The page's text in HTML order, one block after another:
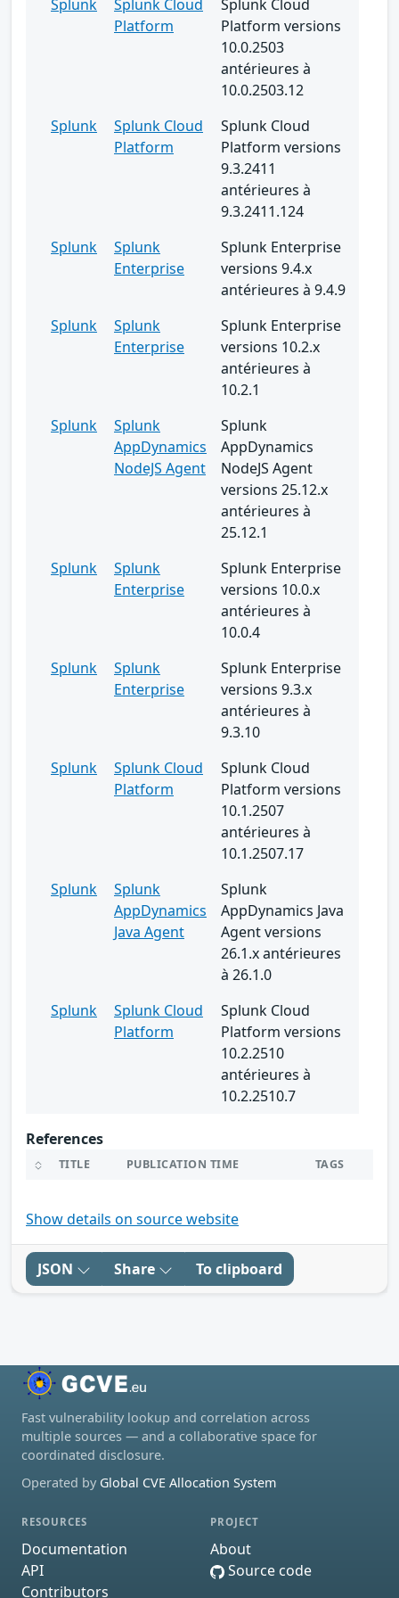
Splunk
Splunk Cloud
Platform
Splunk Cloud
Platform versions
10.0.2503
antérieures à
10.0.2503.12
Splunk
Splunk Cloud
Platform
Splunk Cloud
Platform versions
9.3.2411
antérieures à
9.3.2411.124
Splunk
Splunk
Enterprise
Splunk Enterprise
versions 9.4.x
antérieures à 9.4.9
Splunk
Splunk
Enterprise
Splunk Enterprise
versions 10.2.x
antérieures à
10.2.1
Splunk
Splunk
AppDynamics
NodeJS Agent
Splunk
AppDynamics
NodeJS Agent
versions 25.12.x
antérieures à
25.12.1
Splunk
Splunk
Enterprise
Splunk Enterprise
versions 10.0.x
antérieures à
10.0.4
Splunk
Splunk
Enterprise
Splunk Enterprise
versions 9.3.x
antérieures à
9.3.10
Splunk
Splunk Cloud
Platform
Splunk Cloud
Platform versions
10.1.2507
antérieures à
10.1.2507.17
Splunk
Splunk
AppDynamics
Java Agent
Splunk
AppDynamics Java
Agent versions
26.1.x antérieures
à 26.1.0
Splunk
Splunk Cloud
Platform
Splunk Cloud
Platform versions
10.2.2510
antérieures à
10.2.2510.7
References
TITLE PUBLICATION TIME TAGS
Show details on source website
JSON Share To clipboard
Fast vulnerability lookup and correlation across
multiple sources — and a collaborative space for
coordinated disclosure.
Operated by Global CVE Allocation System
RESOURCES
Documentation
API
Contributors
PROJECT
About
Source code